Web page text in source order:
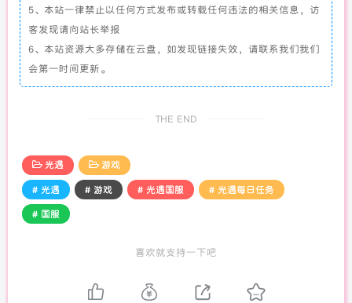
5、本站一律禁止以任何方式发布或转载任何违法的相关信息，访
客发现请向站长举报
6、本站资源大多存储在云盘，如发现链接失效，请联系我们我们
会第一时间更新。
THE END
光遇 游戏
# 光遇 # 游戏 # 光遇国服 # 光遇每日任务
# 国服
喜欢就支持一下吧